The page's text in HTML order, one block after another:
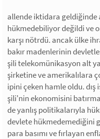
allende iktidara geldiğinde
hükmedebiliyor değildi ve
karşı nötrdü. ancak ülke
bakır madenlerinin
şili telekomünikasyon alt
şirketine ve amerikalılara
ipini çeken hamle oldu. dış
şili'nin ekonomisini
de yanlış politikalarıyla
devlete hükmedemediğini
para basımı ve fırlayan